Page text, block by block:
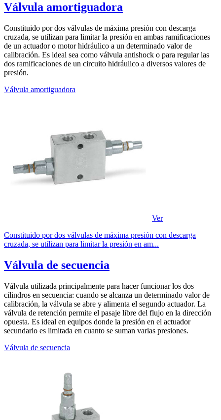
Válvula amortiguadora
Constituido por dos válvulas de máxima presión con descarga
cruzada, se utilizan para limitar la presión en ambas ramificaciones
de un actuador o motor hidráulico a un determinado valor de
calibración. Es ideal sea como válvula antishock o para regular las
dos ramificaciones de un circuito hidráulico a diversos valores de
presión.
Válvula amortiguadora
Ver
Constituido por dos válvulas de máxima presión con descarga
cruzada, se utilizan para limitar la presión en am...
Válvula de secuencia
Válvula utilizada principalmente para hacer funcionar los dos
cilindros en secuencia: cuando se alcanza un determinado valor de
calibración, la válvula se abre y alimenta el segundo actuador. La
válvula de retención permite el pasaje libre del flujo en la dirección
opuesta. Es ideal en equipos donde la presión en el actuador
secundario es limitada en cuanto se suman varias presiones.
Válvula de secuencia